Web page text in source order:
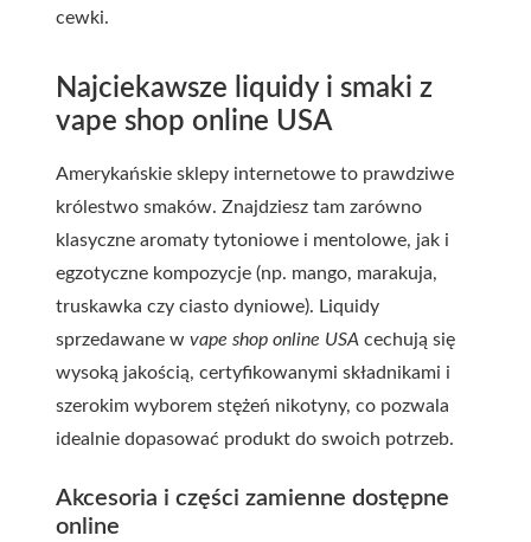
cewki.
Najciekawsze liquidy i smaki z
vape shop online USA
Amerykańskie sklepy internetowe to prawdziwe
królestwo smaków. Znajdziesz tam zarówno
klasyczne aromaty tytoniowe i mentolowe, jak i
egzotyczne kompozycje (np. mango, marakuja,
truskawka czy ciasto dyniowe). Liquidy
sprzedawane w vape shop online USA cechują się
wysoką jakością, certyfikowanymi składnikami i
szerokim wyborem stężeń nikotyny, co pozwala
idealnie dopasować produkt do swoich potrzeb.
Akcesoria i części zamienne dostępne
online